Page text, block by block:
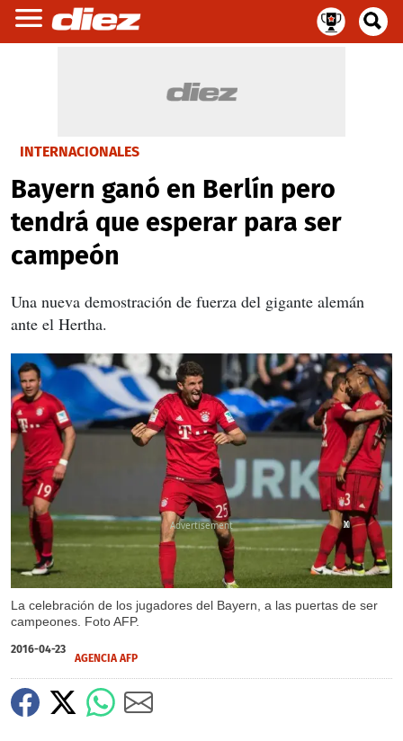
INTERNACIONALES
Bayern ganó en Berlín pero
tendrá que esperar para ser
campeón
Una nueva demostración de fuerza del gigante alemán
ante el Hertha.
La celebración de los jugadores del Bayern, a las puertas de ser
campeones. Foto AFP.
X
X
2016-04-23
AGENCIA AFP